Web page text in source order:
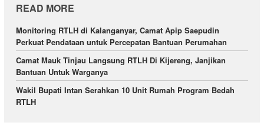
READ MORE
Monitoring RTLH di Kalanganyar, Camat Apip Saepudin
Perkuat Pendataan untuk Percepatan Bantuan Perumahan
Camat Mauk Tinjau Langsung RTLH Di Kijereng, Janjikan
Bantuan Untuk Warganya
Wakil Bupati Intan Serahkan 10 Unit Rumah Program Bedah
RTLH